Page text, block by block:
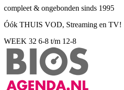
compleet & ongebonden sinds 1995
Óók THUIS VOD, Streaming en TV!
WEEK 32 6-8 t/m 12-8